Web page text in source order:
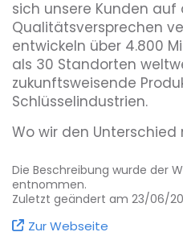
sich unsere Kunden auf
Qualitätsversprechen
entwickeln über 4.800
als 30 Standorten
zukunftsweisende
Schlüsselindustrien.
Wo wir den
Unser Portfolio umfasst
Kunststoff-Folien und
entsprechenden
Märkte und
Die Beschreibung wurde der
entnommen.
Zuletzt geändert am 23/06/
Zur Webseite